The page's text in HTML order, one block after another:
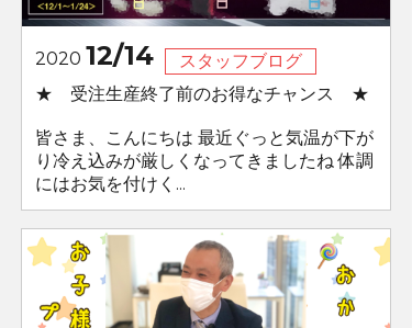
2020 12/14
スタッフブログ
★ 受注生産終了前のお得なチャンス ★
皆さま、こんにちは 最近ぐっと気温が下が
り冷え込みが厳しくなってきましたね 体調
にはお気を付けく...